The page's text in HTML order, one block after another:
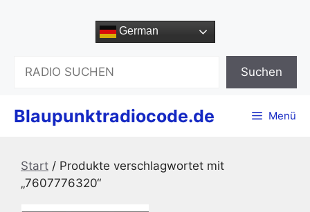
German
Suchen
Blaupunktradiocode.de Menü
Start / Produkte verschlagwortet mit
„7607776320“